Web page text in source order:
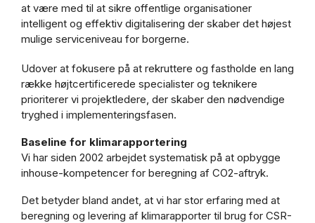
at være med til at sikre offentlige organisationer
intelligent og effektiv digitalisering der skaber det højest
mulige serviceniveau for borgerne.
Udover at fokusere på at rekruttere og fastholde en lang
række højtcertificerede specialister og teknikere
prioriterer vi projektledere, der skaber den nødvendige
tryghed i implementeringsfasen.
Baseline for klimarapportering
Vi har siden 2002 arbejdet systematisk på at opbygge
inhouse-kompetencer for beregning af CO2-aftryk.
Det betyder bland andet, at vi har stor erfaring med at
beregning og levering af klimarapporter til brug for CSR-